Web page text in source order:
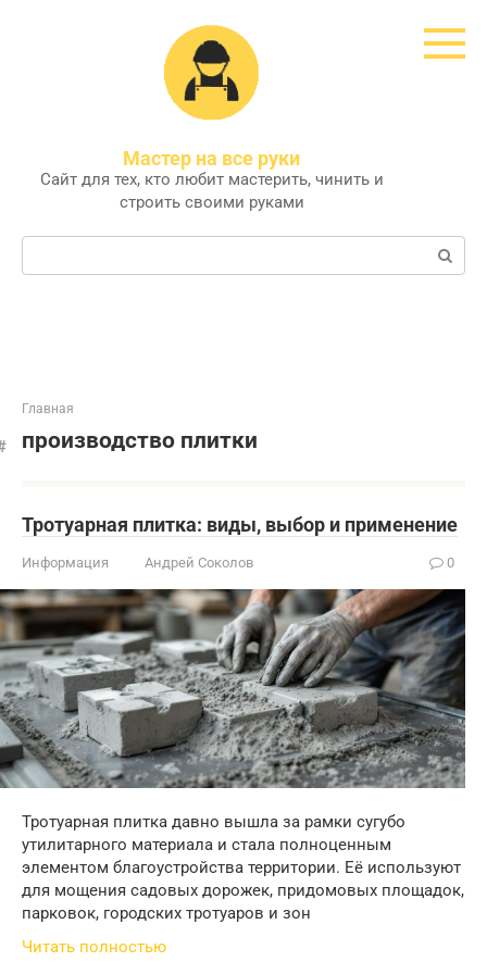
Мастер на все руки
Сайт для тех, кто любит мастерить, чинить и
строить своими руками
Поиск:
Главная
производство плитки
Тротуарная плитка: виды, выбор и применение
Информация Андрей Соколов 0
Тротуарная плитка давно вышла за рамки сугубо
утилитарного материала и стала полноценным
элементом благоустройства территории. Её используют
для мощения садовых дорожек, придомовых площадок,
парковок, городских тротуаров и зон
Читать полностью